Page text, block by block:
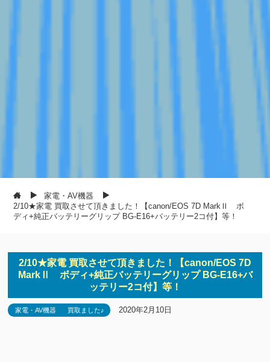
家電・AV機器
2/10★家電 買取させて頂きました！【canon/EOS 7D MarkⅡ ボ
ディ+純正バッテリーグリップ BG-E16+バッテリー2コ付】等！
2/10★家電 買取させて頂きました！【canon/EOS 7D
MarkⅡ ボディ+純正バッテリーグリップ BG-E16+バ
ッテリー2コ付】等！
家電・AV機器 買取ました♪ 2020年2月10日